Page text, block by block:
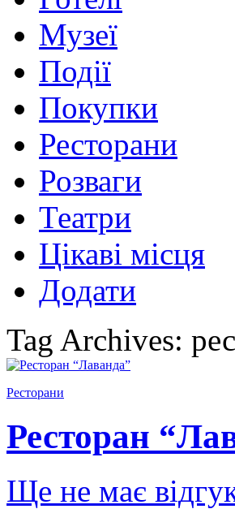
Музеї
Події
Покупки
Ресторани
Розваги
Театри
Цікаві місця
Додати
Tag Archives:
Ресторани
Ресторан
Ще не має